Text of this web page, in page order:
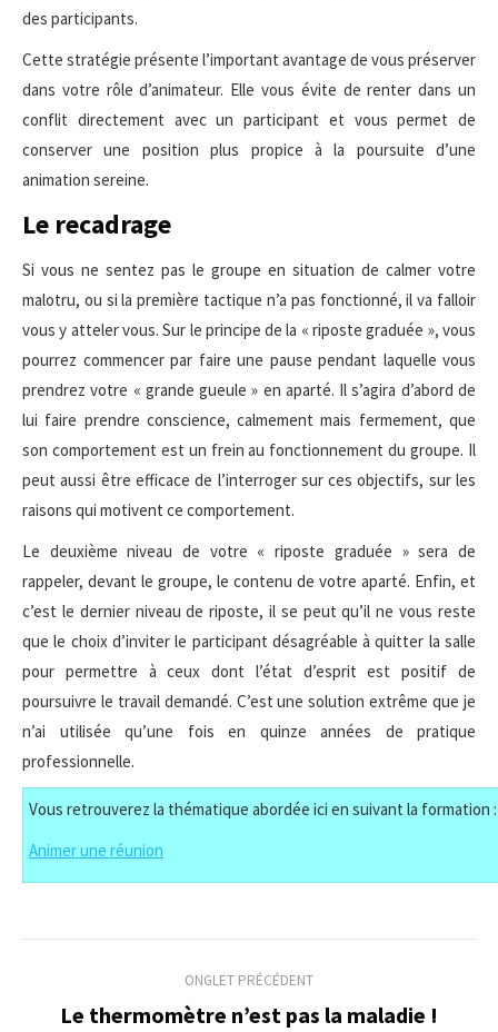
des participants.
Cette stratégie présente l’important avantage de vous préserver
dans votre rôle d’animateur. Elle vous évite de renter dans un
conflit directement avec un participant et vous permet de
conserver une position plus propice à la poursuite d’une
animation sereine.
Le recadrage
Si vous ne sentez pas le groupe en situation de calmer votre
malotru, ou si la première tactique n’a pas fonctionné, il va falloir
vous y atteler vous. Sur le principe de la « riposte graduée », vous
pourrez commencer par faire une pause pendant laquelle vous
prendrez votre « grande gueule » en aparté. Il s’agira d’abord de
lui faire prendre conscience, calmement mais fermement, que
son comportement est un frein au fonctionnement du groupe. Il
peut aussi être efficace de l’interroger sur ces objectifs, sur les
raisons qui motivent ce comportement.
Le deuxième niveau de votre « riposte graduée » sera de
rappeler, devant le groupe, le contenu de votre aparté. Enfin, et
c’est le dernier niveau de riposte, il se peut qu’il ne vous reste
que le choix d’inviter le participant désagréable à quitter la salle
pour permettre à ceux dont l’état d’esprit est positif de
poursuivre le travail demandé. C’est une solution extrême que je
n’ai utilisée qu’une fois en quinze années de pratique
professionnelle.
Vous retrouverez la thématique abordée ici en suivant la formation :
Animer une réunion
ONGLET PRÉCÉDENT
Onglet
Le thermomètre n’est pas la maladie !